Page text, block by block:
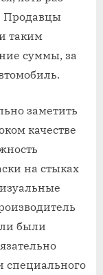
Продавцы
таким
суммы, за
заметить
качестве
на стыках
были
специального